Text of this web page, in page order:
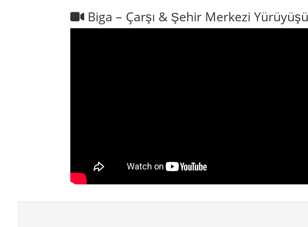
Biga – Çarşı & Şehir Merkezi Yürüyüşü